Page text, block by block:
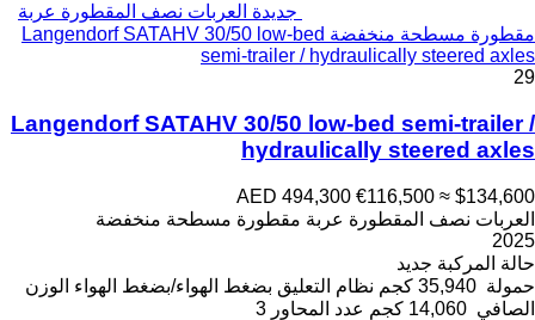
جديدة العربات نصف المقطورة عربة
مقطورة مسطحة منخفضة Langendorf SATAHV 30/50 low-bed
semi-trailer / hydraulically steered axles
29
Langendorf SATAHV 30/50 low-bed semi-trailer /
hydraulically steered axles
AED 494,300 €116,500 ≈ $134,600
العربات نصف المقطورة عربة مقطورة مسطحة منخفضة
2025
حالة المركبة جديد
حمولة 35,940 كجم نظام التعليق بضغط الهواء/بضغط الهواء الوزن
الصافي 14,060 كجم عدد المحاور 3